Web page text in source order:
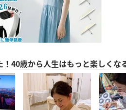
40歳から人生はもっと楽しくな